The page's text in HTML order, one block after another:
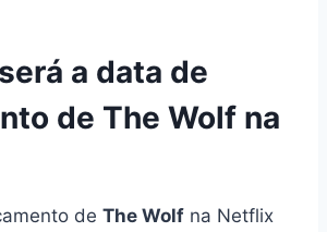
a data de
de The Wolf na
de The Wolf na Netflix